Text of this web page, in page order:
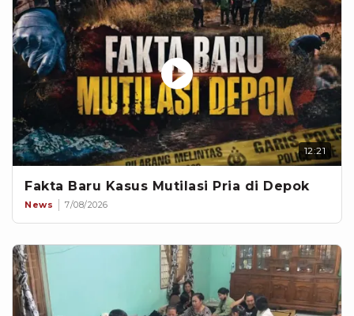
12:21
Fakta Baru Kasus Mutilasi Pria di Depok
News 7/08/2026